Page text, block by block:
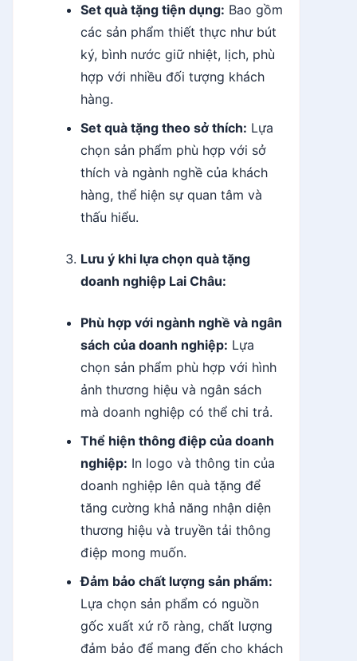
Set quà tặng tiện dụng: Bao gồm
các sản phẩm thiết thực như bút
ký, bình nước giữ nhiệt, lịch, phù
hợp với nhiều đối tượng khách
hàng.
Set quà tặng theo sở thích: Lựa
chọn sản phẩm phù hợp với sở
thích và ngành nghề của khách
hàng, thể hiện sự quan tâm và
thấu hiểu.
Lưu ý khi lựa chọn quà tặng
doanh nghiệp Lai Châu:
Phù hợp với ngành nghề và ngân
sách của doanh nghiệp: Lựa
chọn sản phẩm phù hợp với hình
ảnh thương hiệu và ngân sách
mà doanh nghiệp có thể chi trả.
Thể hiện thông điệp của doanh
nghiệp: In logo và thông tin của
doanh nghiệp lên quà tặng để
tăng cường khả năng nhận diện
thương hiệu và truyền tải thông
điệp mong muốn.
Đảm bảo chất lượng sản phẩm:
Lựa chọn sản phẩm có nguồn
gốc xuất xứ rõ ràng, chất lượng
đảm bảo để mang đến cho khách